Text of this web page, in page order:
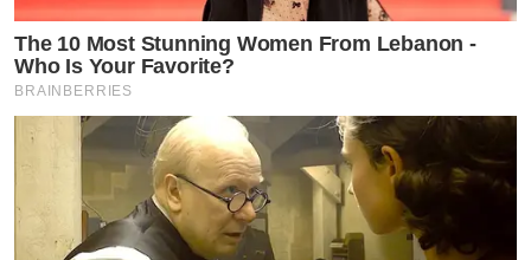
The 10 Most Stunning Women From Lebanon -
Who Is Your Favorite?
BRAINBERRIES